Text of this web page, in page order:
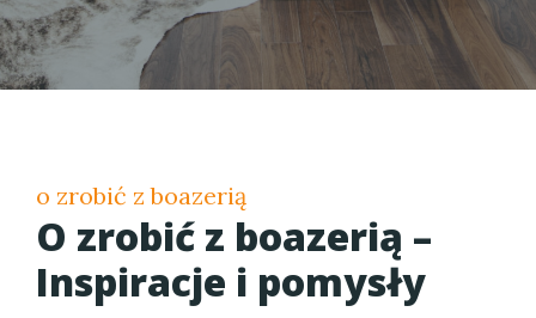
o zrobić z boazerią
O zrobić z boazerią –
Inspiracje i pomysły